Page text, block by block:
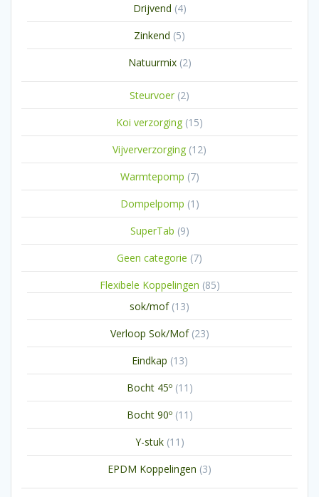
Drijvend 44
producten
Zinkend 55
producten
Natuurmix 22
Steurvoer 22
producten
Koi verzorging 1515
producten
Vijververzorging 1212
producten
Warmtepomp 77
producten
Dompelpomp 1 1
product
SuperTab 99
producten
Geen categorie 77
producten
Flexibele Koppelingen 8585
sok/mof 1313
producten
Verloop Sok/Mof 2323
producten
Eindkap 1313
producten
Bocht 45º 11 11
producten
Bocht 90º 11 11
producten
Y-stuk 11 11
producten
EPDM Koppelingen 33